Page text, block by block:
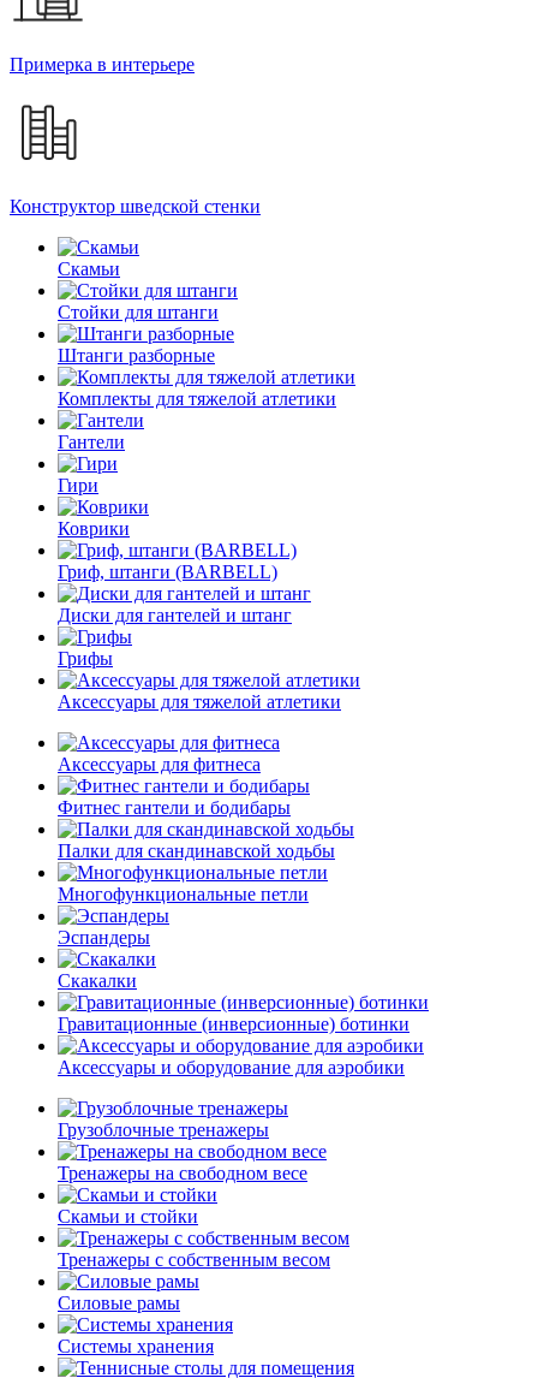
Примерка в интерьере
Конструктор шведской стенки
Скамьи
Стойки для штанги
Штанги разборные
Комплекты для тяжелой атлетики
Гантели
Гири
Коврики
Гриф, штанги (BARBELL)
Диски для гантелей и штанг
Грифы
Аксессуары для тяжелой атлетики
Аксессуары для фитнеса
Фитнес гантели и бодибары
Палки для скандинавской ходьбы
Многофункциональные петли
Эспандеры
Скакалки
Гравитационные (инверсионные) ботинки
Аксессуары и оборудование для аэробики
Грузоблочные тренажеры
Тренажеры на свободном весе
Скамьи и стойки
Тренажеры с собственным весом
Силовые рамы
Системы хранения